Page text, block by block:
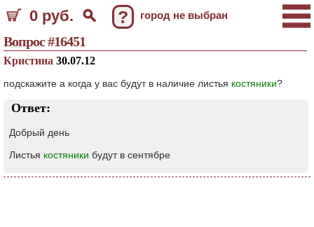
0 руб. ? город не выбран
Вопрос #16451
Кристина 30.07.12
подскажите а когда у вас будут в наличие листья костяники?
Ответ:
Добрый день
Листья костяники будут в сентябре